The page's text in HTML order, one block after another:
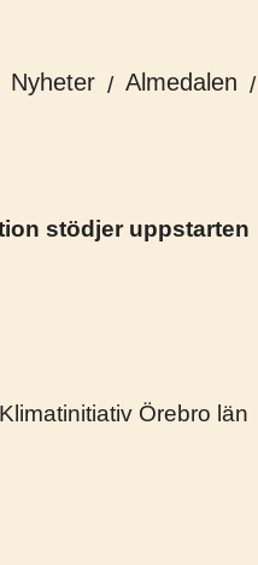
Nyheter Almedalen
stödjer uppstarten